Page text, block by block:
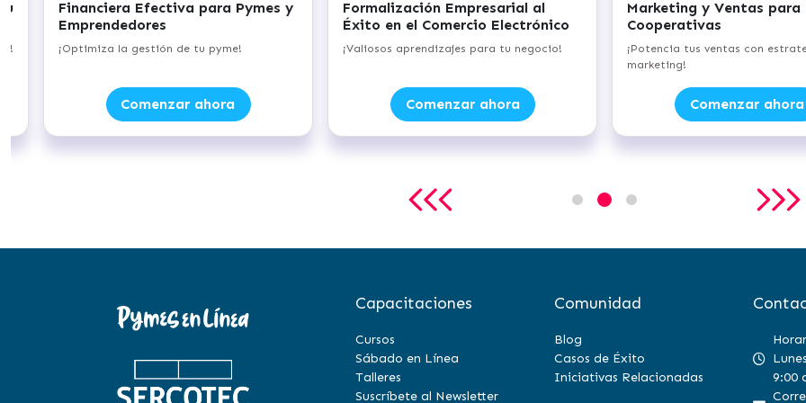
Efectiva para Pymes y
de tu pyme!
Formalización Empresarial al
Éxito en el Comercio Electrónico
¡Valiosos aprendizajes para tu negocio!
Marketing y Ventas para Pymes y
Cooperativas
¡Potencia tus ventas con estrategias de
Capacitaciones
Cursos
Sábado en Línea
Talleres
Suscríbete al Newsletter
Comunidad
Blog
Casos de Éxito
Iniciativas Relacionadas
9:00